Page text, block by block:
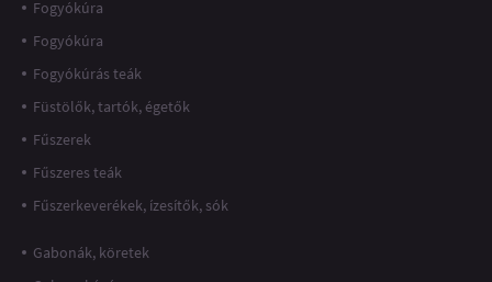
Fogyókúra
Fogyókúra
Fogyókúrás teák
Füstölők, tartók, égetők
Fűszerek
Fűszeres teák
Fűszerkeverékek, ízesítők, sók
Gabonák, köretek